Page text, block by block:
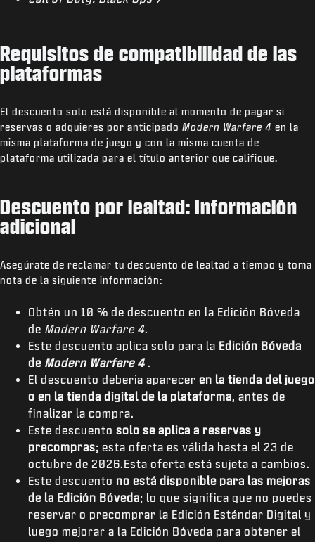
Requisitos de compatibilidad de las
plataformas
El descuento solo está disponible al momento de pagar si
reservas o adquieres por anticipado Modern Warfare 4 en la
misma plataforma de juego y con la misma cuenta de
plataforma utilizada para el título anterior que califique.
Descuento por lealtad: Información
adicional
Asegúrate de reclamar tu descuento de lealtad a tiempo y toma
nota de la siguiente información:
Obtén un 10 % de descuento en la Edición Bóveda
de Modern Warfare 4.
Este descuento aplica solo para la Edición Bóveda
de Modern Warfare 4 .
El descuento debería aparecer en la tienda del juego
o en la tienda digital de la plataforma, antes de
finalizar la compra.
Este descuento solo se aplica a reservas y
precompras; esta oferta es válida hasta el 23 de
octubre de 2026.Esta oferta está sujeta a cambios.
Este descuento no está disponible para las mejoras
de la Edición Bóveda; lo que significa que no puedes
reservar o precomprar la Edición Estándar Digital y
luego mejorar a la Edición Bóveda para obtener el